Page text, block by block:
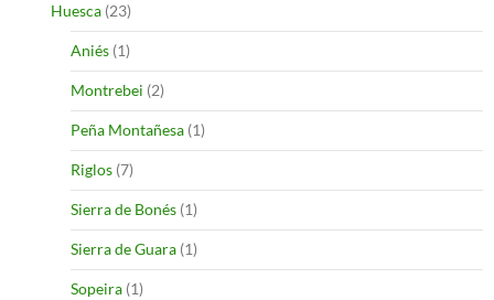
Huesca (23)
Aniés (1)
Montrebei (2)
Peña Montañesa (1)
Riglos (7)
Sierra de Bonés (1)
Sierra de Guara (1)
Sopeira (1)